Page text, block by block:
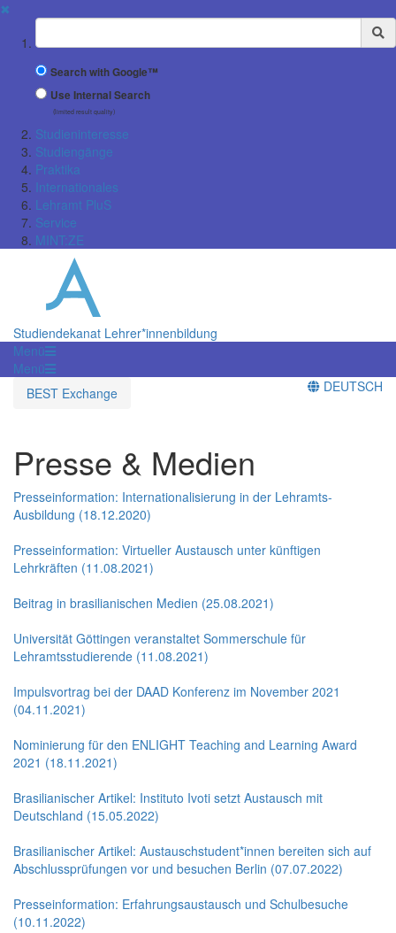
✖
Suchbegriff
Search with Google™
Use Internal Search
(limited result quality)
Studieninteresse
Studiengänge
Praktika
Internationales
Lehramt PluS
Service
MINT:ZE
Studiendekanat Lehrer*innenbildung
Menü
Menü
BEST Exchange
DEUTSCH
Presse & Medien
Presseinformation: Internationalisierung in der Lehramts-
Ausbildung (18.12.2020)
Presseinformation: Virtueller Austausch unter künftigen
Lehrkräften (11.08.2021)
Beitrag in brasilianischen Medien (25.08.2021)
Universität Göttingen veranstaltet Sommerschule für
Lehramtsstudierende (11.08.2021)
Impulsvortrag bei der DAAD Konferenz im November 2021
(04.11.2021)
Nominierung für den ENLIGHT Teaching and Learning Award
2021 (18.11.2021)
Brasilianischer Artikel: Instituto Ivoti setzt Austausch mit
Deutschland (15.05.2022)
Brasilianischer Artikel: Austauschstudent*innen bereiten sich auf
Abschlussprüfungen vor und besuchen Berlin (07.07.2022)
Presseinformation: Erfahrungsaustausch und Schulbesuche
(10.11.2022)